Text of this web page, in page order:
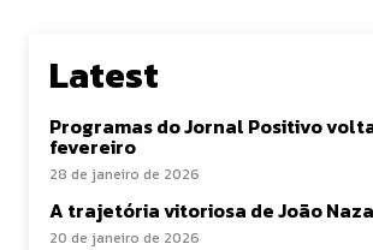
Latest
Programas do Jornal Positivo
fevereiro
28 de janeiro de 2026
A trajetória vitoriosa de João
20 de janeiro de 2026